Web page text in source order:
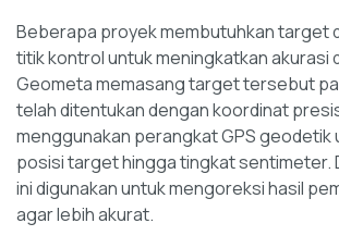
Beberapa proyek membutuhkan target
titik kontrol untuk meningkatkan akurasi
Geometa memasang target tersebut
telah ditentukan dengan koordinat
menggunakan perangkat GPS geodetik
posisi target hingga tingkat sentimeter.
ini digunakan untuk mengoreksi hasil
agar lebih akurat.